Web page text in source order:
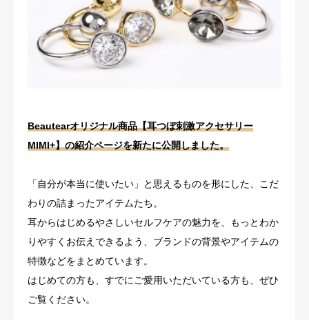
Beautearオリジナル商品【耳つぼ刺激アクセサリー
MIMI+】の紹介ページを新たに公開しました。
「自分が本当に使いたい」と思えるものを形にした、こだ
わりの詰まったアイテムたち。
耳からはじめるやさしいセルフケアの魅力を、もっとわか
りやすくお伝えできるよう、ブランドの背景やアイテムの
特徴などをまとめています。
はじめての方も、すでにご愛用いただいている方も、ぜひ
ご覧ください。
耳つぼを知る
耳つぼをはじめる